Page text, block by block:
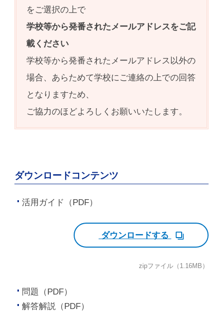
をご選択の上で
学校等から発番されたメールアドレスをご記
載ください
学校等から発番されたメールアドレス以外の
場合、あらためて学校にご連絡の上での回答
となりますため、
ご協力のほどよろしくお願いいたします。
ダウンロードコンテンツ
活用ガイド（PDF）
ダウンロードする
zipファイル（1.16MB）
問題（PDF）
解答解説（PDF）